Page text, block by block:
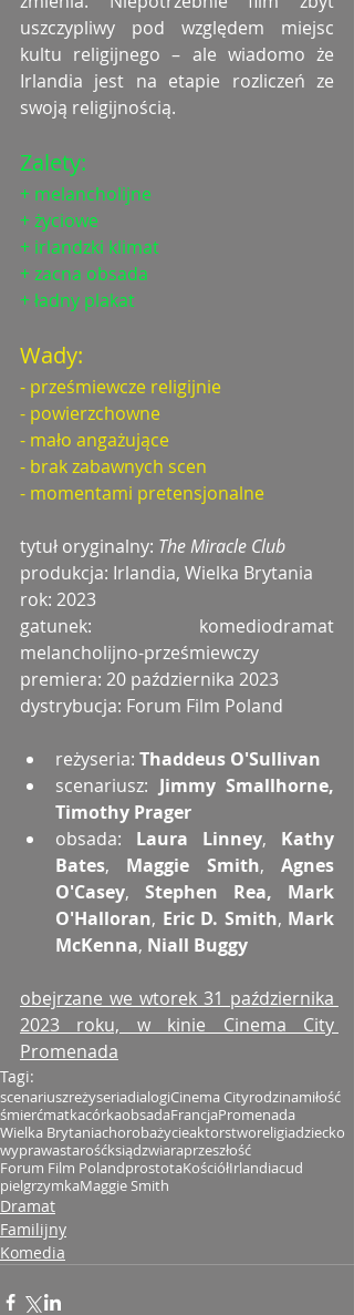
uszczypliwy pod względem miejsc
kultu religijnego – ale wiadomo że
Irlandia jest na etapie rozliczeń ze
swoją religijnością.
Zalety:
+ melancholijne
+ życiowe
+ irlandzki klimat
+ zacna obsada
+ ładny plakat
Wady:
- prześmiewcze religijnie
- powierzchowne
- mało angażujące
- brak zabawnych scen
- momentami pretensjonalne
tytuł oryginalny: The Miracle Club
produkcja: Irlandia, Wielka Brytania
rok: 2023
gatunek: komediodramat
melancholijno-prześmiewczy
premiera: 20 października 2023
dystrybucja: Forum Film Poland
reżyseria: Thaddeus O'Sullivan
scenariusz: Jimmy Smallhorne,
Timothy Prager
obsada: Laura Linney, Kathy
Bates, Maggie Smith, Agnes
O'Casey, Stephen Rea, Mark
O'Halloran, Eric D. Smith, Mark
McKenna, Niall Buggy
obejrzane we wtorek 31 października
2023 roku, w kinie Cinema City
Promenada
Tagi:
scenariuszreżyseriadialogiCinema Cityrodzinamiłość
śmierćmatkacórkaobsadaFrancjaPromenada
Wielka Brytaniachorobażycieaktorstworeligiadziecko
wyprawastarośćksiądzwiaraprzeszłość
Forum Film PolandprostotaKościółIrlandiacud
pielgrzymkaMaggie Smith
Dramat
Familijny
Komedia